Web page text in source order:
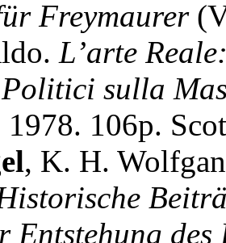
Freymaurer
L’arte
sulla
106p.
, K. H.
Entstehung des